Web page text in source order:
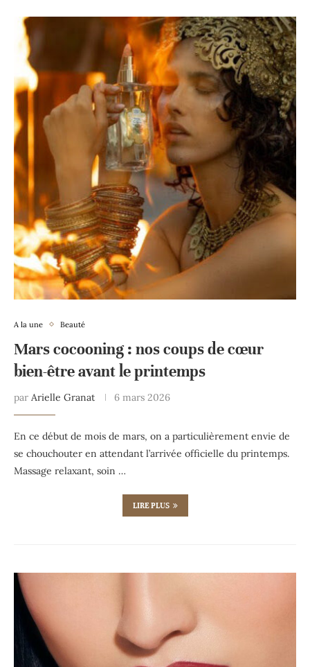
A la une Beauté
Mars cocooning : nos coups de cœur
bien-être avant le printemps
par Arielle Granat 6 mars 2026
En ce début de mois de mars, on a particulièrement envie de
se chouchouter en attendant l’arrivée officielle du printemps.
Massage relaxant, soin …
LIRE PLUS